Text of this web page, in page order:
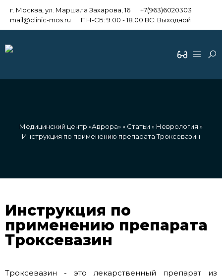
г. Москва, ул. Маршала Захарова, 16
+7(963)6020303
mail@clinic-mos.ru
ПН-СБ: 9.00 - 18.00 ВС: Выходной
Медицинский центр «Аврора»» Статьи » Неврология »
Инструкция по применению препарата Троксевазин
Инструкция по
применению препарата
Троксевазин
Троксевазин - это лекарственный препарат из